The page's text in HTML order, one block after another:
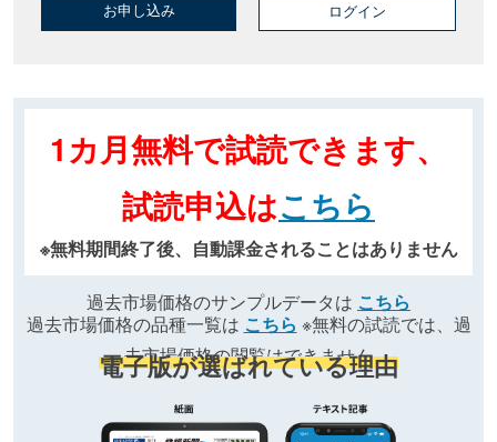
お申し込み ログイン
1カ月無料で試読できます、
試読申込はこちら
※無料期間終了後、自動課金されることはありません
過去市場価格のサンプルデータは こちら
過去市場価格の品種一覧は こちら ※無料の試読では、過
去市場価格の閲覧はできません
電子版が選ばれている理由